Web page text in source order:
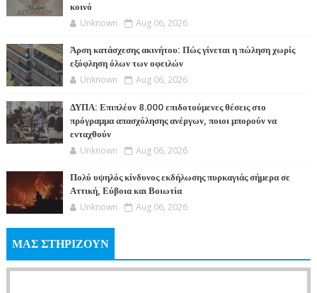
κοινό
Unknown Aug 06, 2026
Άρση κατάσχεσης ακινήτου: Πώς γίνεται η πώληση χωρίς
εξόφληση όλων των οφειλών
Unknown Aug 06, 2026
ΔΥΠΑ: Επιπλέον 8.000 επιδοτούμενες θέσεις στο
πρόγραμμα απασχόλησης ανέργων, ποιοι μπορούν να
ενταχθούν
Unknown Aug 06, 2026
Πολύ υψηλός κίνδυνος εκδήλωσης πυρκαγιάς σήμερα σε
Αττική, Εύβοια και Βοιωτία
Unknown Aug 06, 2026
ΜΑΣ ΣΤΗΡΙΖΟΥΝ